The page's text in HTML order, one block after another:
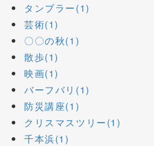
タンブラー(1)
芸術(1)
〇〇の秋(1)
散歩(1)
映画(1)
バーフバリ(1)
防災講座(1)
クリスマスツリー(1)
千本浜(1)